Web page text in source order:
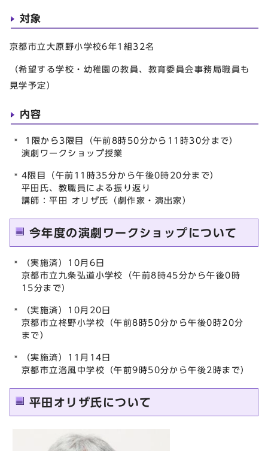
対象
京都市立大原野小学校6年1組32名
（希望する学校・幼稚園の教員、教育委員会事務局職員も
見学予定）
内容
1限から3限目（午前8時50分から11時30分まで）
演劇ワークショップ授業
4限目（午前11時35分から午後0時20分まで）
平田氏、教職員による振り返り
講師：平田 オリザ氏（劇作家・演出家）
今年度の演劇ワークショップについて
（実施済）10月6日
京都市立九条弘道小学校（午前8時45分から午後0時
15分まで）
（実施済）10月20日
京都市立柊野小学校（午前8時50分から午後0時20分
まで）
（実施済）11月14日
京都市立洛風中学校（午前9時50分から午後2時まで）
平田オリザ氏について